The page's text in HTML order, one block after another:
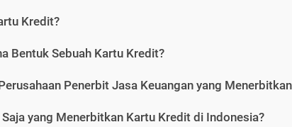
Kredit?
Bentuk Sebuah Kartu Kredit?
Penerbit Jasa Keuangan yang
Saja yang Menerbitkan Kartu Kredit di Indonesia?